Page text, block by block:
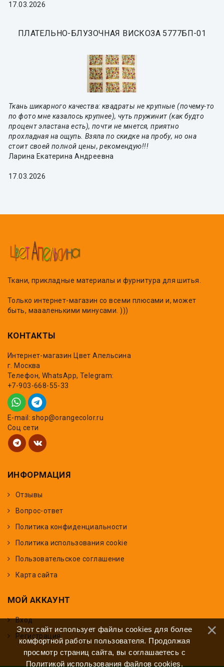
17.03.2026
ПЛАТЕЛЬНО-БЛУЗОЧНАЯ ВИСКОЗА 5777БП-01
Ткань шикарного качества: квадраты не крупные (почему-то
по фото мне казалось крупнее), чуть пружинит (как будто
процент эластана есть), почти не мнется, приятно
прохладная на ощупь. Взяла по скидке на пробу, но она
стоит своей полной цены, рекомендую!!!
Ларина Екатерина Андреевна
17.03.2026
Ткани, прикладные материалы и фурнитура для шитья.
Только интернет-магазин со всеми плюсами и, может
быть, маааленькими минусами. )))
КОНТАКТЫ
Интернет-магазин Цвет Апельсина
г. Москва
Телефон, WhatsApp, Telegram:
+7-903-668-55-33
E-mail: shop@orangecolor.ru
Соц сети
ИНФОРМАЦИЯ
Отзывы
Вопрос-ответ
Политика конфиденциальности
Политика использования cookie
Пользовательское соглашение
Карта сайта
МОЙ АККАУНТ
Вход
Регистрация
Этот сайт использует файлы cookies для более
комфортной работы пользователя. Продолжая
просмотр страниц сайта, вы соглашаетесь с
Политикой использования файлов cookies.